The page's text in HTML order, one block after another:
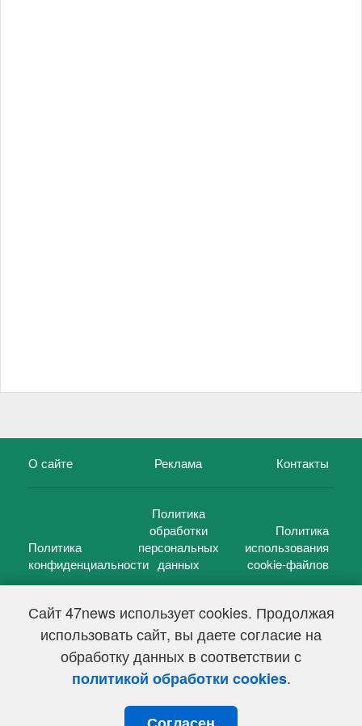
Сайт 47news использует cookies. Продолжая
использовать сайт, вы даете согласие на
обработку данных в соответствии с
политикой обработки cookies.
О сайте Реклама Контакты
Политика
конфиденциальности
Политика
обработки
персональных
данных
Политика
использования
cookie-файлов
47 новостей (47 news)2005 — 2026 г.
Свидетельство о регистрации СМИ Эл № ФС 77-39848, выдано
Федеральной службой по надзору в сфере связи,
информационных технологий и массовых коммуникаций